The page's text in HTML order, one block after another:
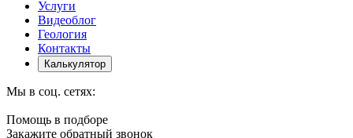
Услуги
Видеоблог
Геология
Контакты
Калькулятор
Мы в соц. сетях:
Помощь в подборе
Закажите обратный звонок